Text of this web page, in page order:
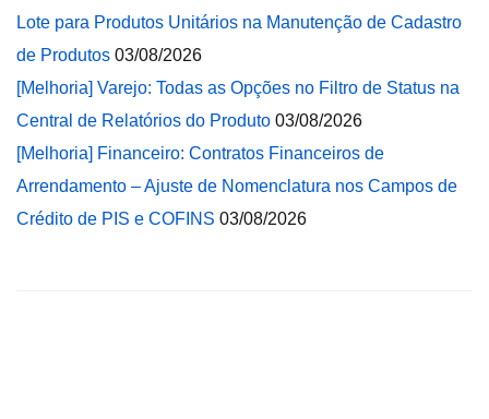
Lote para Produtos Unitários na Manutenção de Cadastro
de Produtos 03/08/2026
[Melhoria] Varejo: Todas as Opções no Filtro de Status na
Central de Relatórios do Produto 03/08/2026
[Melhoria] Financeiro: Contratos Financeiros de
Arrendamento – Ajuste de Nomenclatura nos Campos de
Crédito de PIS e COFINS 03/08/2026